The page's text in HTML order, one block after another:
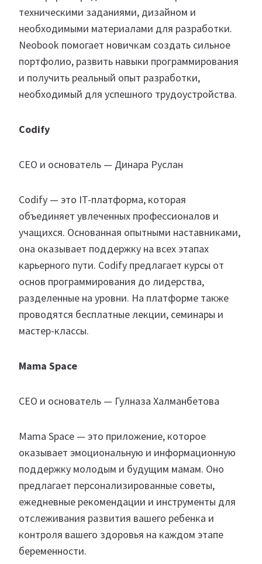
техническими заданиями, дизайном и
необходимыми материалами для разработки.
Neobook помогает новичкам создать сильное
портфолио, развить навыки программирования
и получить реальный опыт разработки,
необходимый для успешного трудоустройства.
Codify
СЕО и основатель — Динара Руслан
Codify — это IT-платформа, которая
объединяет увлеченных профессионалов и
учащихся. Основанная опытными наставниками,
она оказывает поддержку на всех этапах
карьерного пути. Codify предлагает курсы от
основ программирования до лидерства,
разделенные на уровни. На платформе также
проводятся бесплатные лекции, семинары и
мастер-классы.
Mama Space
СЕО и основатель — Гулназа Халманбетова
Mama Space — это приложение, которое
оказывает эмоциональную и информационную
поддержку молодым и будущим мамам. Оно
предлагает персонализированные советы,
ежедневные рекомендации и инструменты для
отслеживания развития вашего ребенка и
контроля вашего здоровья на каждом этапе
беременности.